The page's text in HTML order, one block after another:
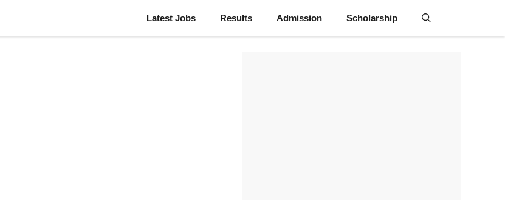
Latest Jobs Results Admission Scholarship